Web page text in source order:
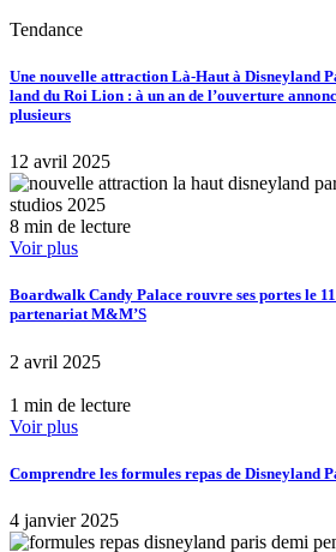
Tendance
Une nouvelle attraction Là-Haut à Disneyland
land du Roi Lion : à un an de l’ouverture
plusieurs
12 avril 2025
8 min de lecture
Voir plus
Boardwalk Candy Palace rouvre ses portes le
partenariat M&M’S
2 avril 2025
1 min de lecture
Voir plus
Comprendre les formules repas de Disneyland
4 janvier 2025